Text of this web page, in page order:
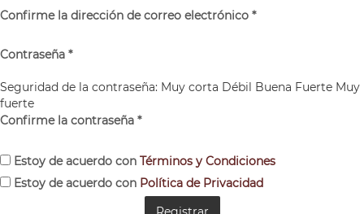
Confirme la dirección de correo electrónico *
Contraseña *
Seguridad de la contraseña: Muy corta Débil Buena Fuerte Muy
fuerte
Confirme la contraseña *
Estoy de acuerdo con Términos y Condiciones
Estoy de acuerdo con Política de Privacidad